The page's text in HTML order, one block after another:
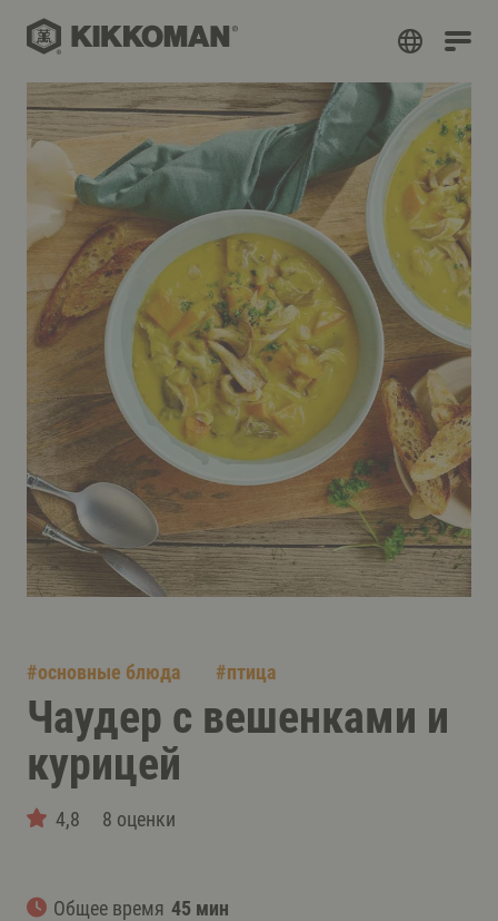
#основные блюда #птица
Чаудер с вешенками и
курицей
4,8 8 оценки
Общее время 45 мин